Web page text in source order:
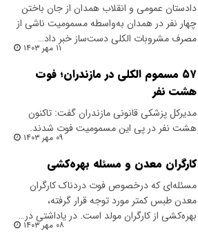
دادستان عمومی و انقلاب همدان از جان باختن
چهار نفر در همدان به‌واسطه مسمومیت ناشی از
مصرف مشروبات الکلی دست‌ساز خبر داد…
۱۱ مهر ۱۴۰۳
۵۷ مسموم الکلی در مازندران؛ فوت
هشت نفر
مدیرکل پزشکی قانونی مازندران گفت: تاکنون
هشت نفر در پی این مسمومیت فوت شدند.
۰۹ مهر ۱۴۰۳
کارگران معدن و مسئله بهره‌کشی
مسئله‌ای که درخصوص فوت دردناک کارگران
معدن طبس کمتر مورد توجه قرار گرفته،
بهره‌کشی از کارگران مولد است. در یاداشتی در…
۰۸ مهر ۱۴۰۳